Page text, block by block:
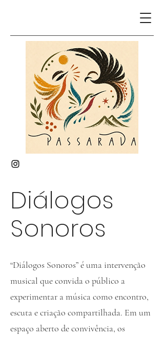
Diálogos
Sonoros
“Diálogos Sonoros” é uma intervenção
musical que convida o público a
experimentar a música como encontro,
escuta e criação compartilhada. Em um
espaço aberto de convivência, os